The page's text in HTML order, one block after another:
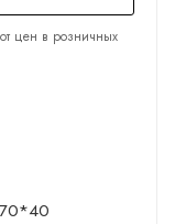
цен в розничных
70*40